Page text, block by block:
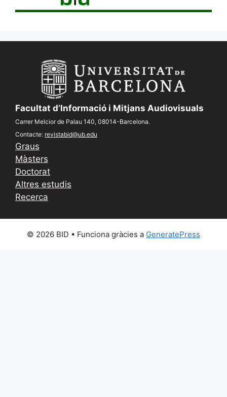
Facultat d’Informació i Mitjans Audiovisuals
Carrer Melcior de Palau 140, 08014-Barcelona.
Contacte: revistabid@ub.edu
Graus
Màsters
Doctorat
Altres estudis
Recerca
© 2026 BID • Funciona gràcies a GeneratePress